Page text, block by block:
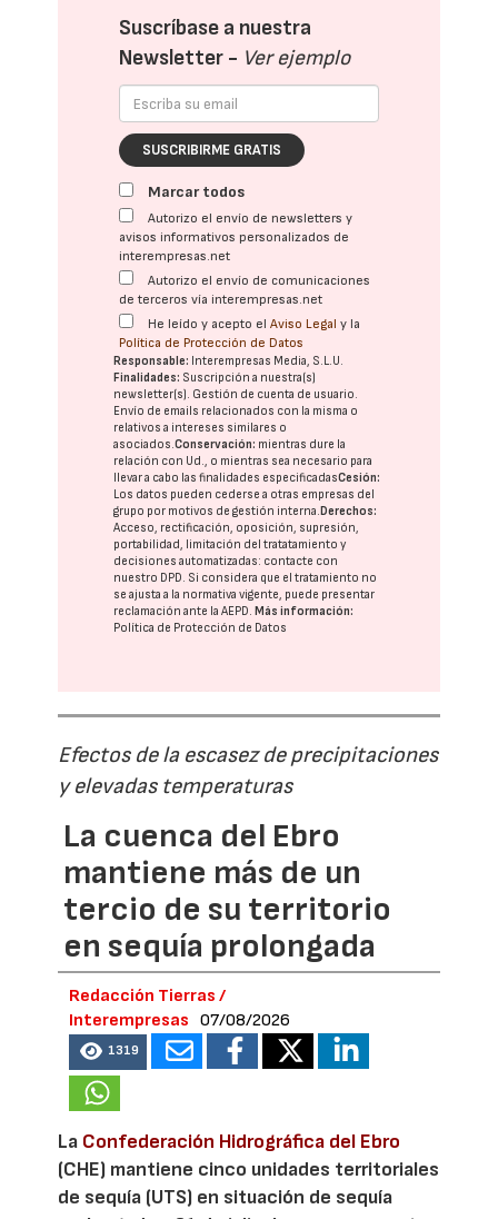
Suscríbase a nuestra
Newsletter - Ver ejemplo
SUSCRIBIRME GRATIS
Marcar todos
Autorizo el envío de newsletters y
avisos informativos personalizados de
interempresas.net
Autorizo el envío de comunicaciones
de terceros vía interempresas.net
He leído y acepto elAviso Legal y la
Política de Protección de Datos
Responsable: Interempresas Media, S.L.U.
Finalidades: Suscripción a nuestra(s)
newsletter(s). Gestión de cuenta de usuario.
Envío de emails relacionados con la misma o
relativos a intereses similares o
asociados.Conservación: mientras dure la
relación con Ud., o mientras sea necesario para
llevar a cabo las finalidades especificadasCesión:
Los datos pueden cederse a otras empresas del
grupo por motivos de gestión interna. Derechos:
Acceso, rectificación, oposición, supresión,
portabilidad, limitación del tratatamiento y
decisiones automatizadas: contacte con
nuestro DPD. Si considera que el tratamiento no
se ajusta a la normativa vigente, puede presentar
reclamación ante laAEPD. Más información:
Política de Protección de Datos
Efectos de la escasez de precipitaciones
y elevadas temperaturas
La cuenca del Ebro
mantiene más de un
tercio de su territorio
en sequía prolongada
Redacción Tierras /
Interempresas
07/08/2026
1319
La Confederación Hidrográfica del Ebro
(CHE) mantiene cinco unidades territoriales
de sequía (UTS) en situación de sequía